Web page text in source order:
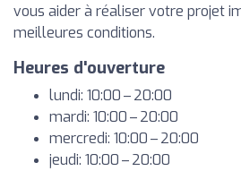
vous aider à réaliser votre projet
meilleures conditions.
Heures d'ouverture
lundi: 10:00 – 20:00
mardi: 10:00 – 20:00
mercredi: 10:00 – 20:00
jeudi: 10:00 – 20:00